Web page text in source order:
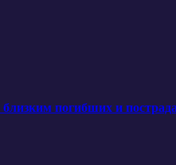
погибших и